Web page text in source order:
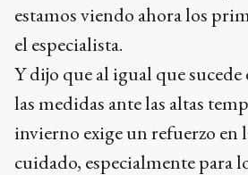
estamos viendo ahora los
el especialista.
Y dijo que al igual que sucede
las medidas ante las altas
invierno exige un refuerzo en
cuidado, especialmente para